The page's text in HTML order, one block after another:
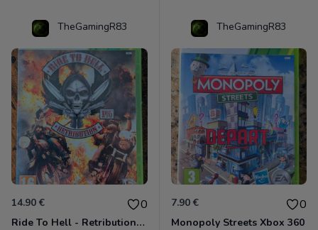
TheGamingR83
14.90 € 0
Ride To Hell - Retribution Xbox 360
TheGamingR83
7.90 € 0
Monopoly Streets Xbox 360